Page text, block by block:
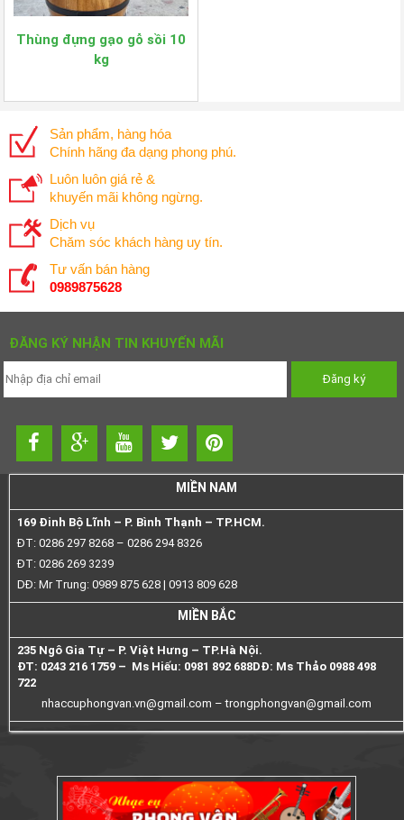
Thùng đựng gạo gỗ sồi 10
kg
Sản phẩm, hàng hóa
Chính hãng đa dạng phong phú.
Luôn luôn giá rẻ &
khuyến mãi không ngừng.
Dịch vụ
Chăm sóc khách hàng uy tín.
Tư vấn bán hàng
0989875628
ĐĂNG KÝ NHẬN TIN KHUYẾN MÃI
MIỀN NAM
169 Đinh Bộ Lĩnh – P. Bình Thạnh – TP.HCM.
ĐT: 0286 297 8268 – 0286 294 8326
ĐT: 0286 269 3239
DĐ: Mr Trung: 0989 875 628 | 0913 809 628
MIỀN BẮC
235 Ngô Gia Tự – P. Việt Hưng – TP.Hà Nội.
ĐT: 0243 216 1759 – Ms Hiếu: 0981 892 688DĐ: Ms Thảo 0988 498
722
nhaccuphongvan.vn@gmail.com –trongphongvan@gmail.com